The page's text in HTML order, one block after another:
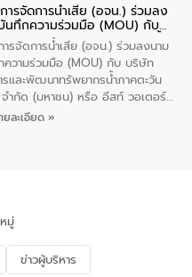
ละการบำบัดน้ำเสียเบื้องต้น ให้กับ
นชั้นประถมศึกษาปีที่ 5 โรงเรียน
ล 1 (พะเยาประชานุกูล) จำนวน 30
ารจัดการน้ำเสีย (อจน.) ร่วมลง
นทึกความร่วมมือ (MOU) กับ
จัดการและพัฒนาทรัพยากรน้ำ
ะวันออก จำกัด (มหาชน) หรือ อีส
ตอร์
รจัดการน้ำเสีย (อจน.) ร่วมลงนาม
ความร่วมมือ (MOU) กับ บริษัท
และพัฒนาทรัพยากรน้ำภาคตะวัน
ำกัด (มหาชน) หรือ อีสท์ วอเตอร์
นอังคารที่ 4 สิงหาคม 2569 ณ ห้อง
ของประเทศ และเตรียมความพร้อม
บการเติบโตของเมือง รวมถึงการ
นอุตสาหกรรมแห่งอนาคต ตลอดจน
โจทย์ความท้าทายจากวิกฤตการ
ยละเอียด »
มู่
ข่าวผู้บริหาร